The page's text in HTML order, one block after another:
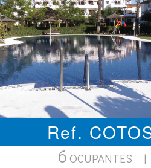
Ref.
6 OCUPANTES |